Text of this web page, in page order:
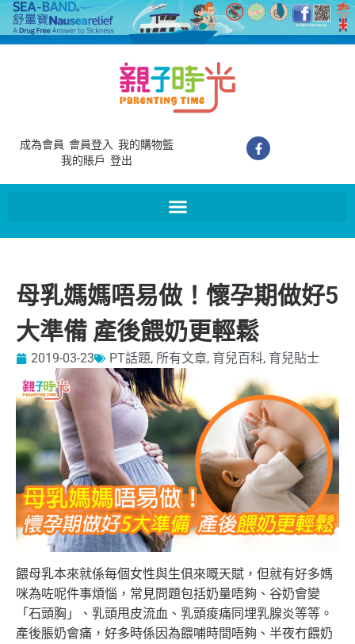
成為會員 會員登入 我的購物籃
我的賬戶 登出
母乳媽媽唔易做！懷孕期做好5
大準備 產後餵奶更輕鬆
2019-03-23 PT話題, 所有文章, 育兒百科, 育兒貼士
餵母乳本來就係每個女性與生俱來嘅天賦，但就有好多媽
咪為咗呢件事煩惱，常見問題包括奶量唔夠、谷奶會變
「石頭胸」、乳頭甩皮流血、乳頭痠痛同埋乳腺炎等等。
產後脹奶會痛，好多時係因為餵哺時間唔夠、半夜冇餵奶